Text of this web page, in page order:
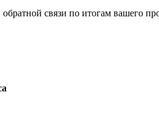
связи по итогам вашего